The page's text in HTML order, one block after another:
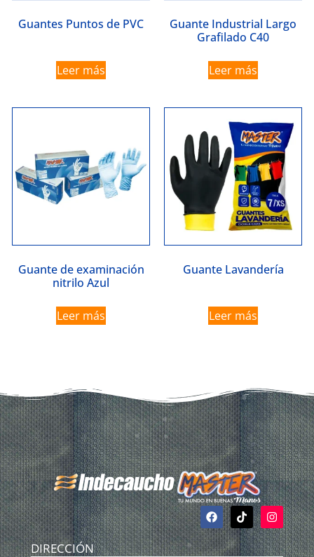
Guantes Puntos de PVC
Leer más
Guante Industrial Largo
Grafilado C40
Leer más
Guante de examinación
nitrilo Azul
Leer más
Guante Lavandería
Leer más
DIRECCIÓN